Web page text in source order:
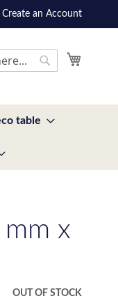
Create an Account
table
x
OUT OF STOCK